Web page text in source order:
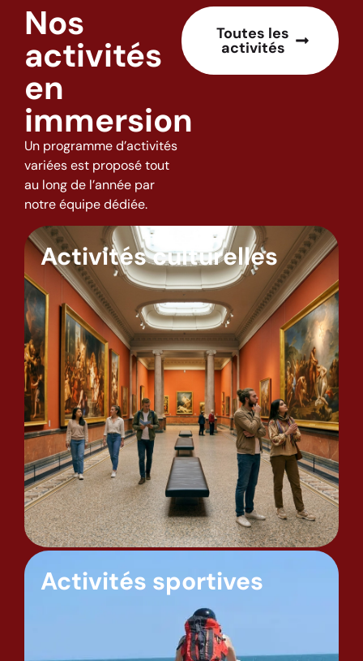
Nos
activités
en
immersion
Un programme d’activités
variées est proposé tout
au long de l’année par
notre équipe dédiée.
Toutes les
activités
Activités culturelles
Activités sportives